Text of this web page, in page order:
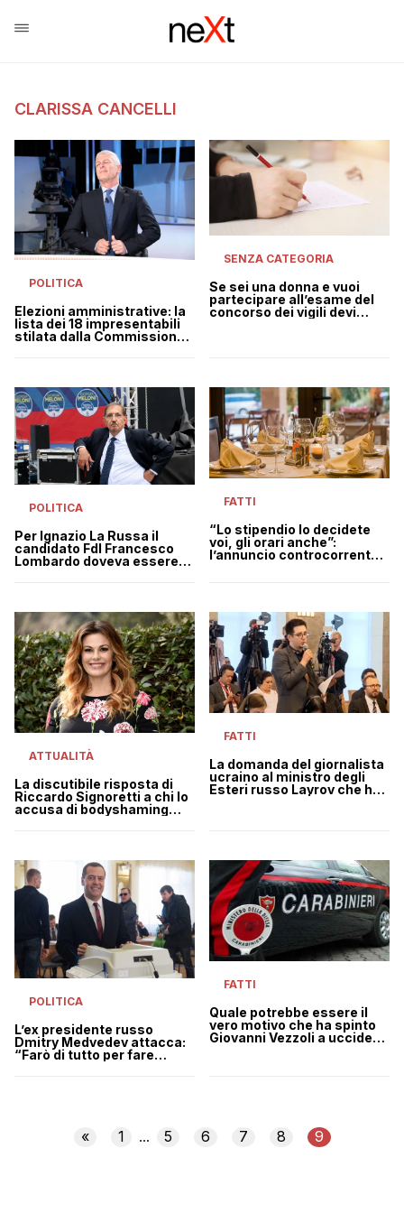
CLARISSA CANCELLI
POLITICA
Elezioni amministrative: la
lista dei 18 impresentabili
stilata dalla Commissione
SENZA CATEGORIA
Se sei una donna e vuoi
partecipare all’esame del
concorso dei vigili devi
POLITICA
Per Ignazio La Russa il
candidato FdI Francesco
Lombardo doveva essere
FATTI
“Lo stipendio lo decidete
voi, gli orari anche”:
l’annuncio controcorrente
ATTUALITÀ
La discutibile risposta di
Riccardo Signoretti a chi lo
accusa di bodyshaming
FATTI
La domanda del giornalista
ucraino al ministro degli
Esteri russo Lavrov che ha
POLITICA
L’ex presidente russo
Dmitry Medvedev attacca:
“Farò di tutto per fare
FATTI
Quale potrebbe essere il
vero motivo che ha spinto
Giovanni Vezzoli a uccidere
« 1 ... 5 6 7 8 9